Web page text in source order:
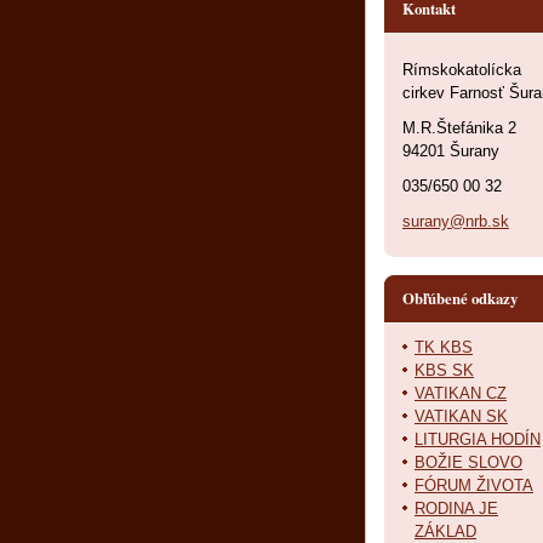
Kontakt
Rímskokatolícka
cirkev Farnosť
M.R.Štefánika 2
94201 Šurany
035/650 00 32
surany@nrb.sk
Obľúbené odkazy
TK KBS
KBS SK
VATIKAN CZ
VATIKAN SK
LITURGIA HODÍN
BOŽIE SLOVO
FÓRUM ŽIVOTA
RODINA JE
ZÁKLAD